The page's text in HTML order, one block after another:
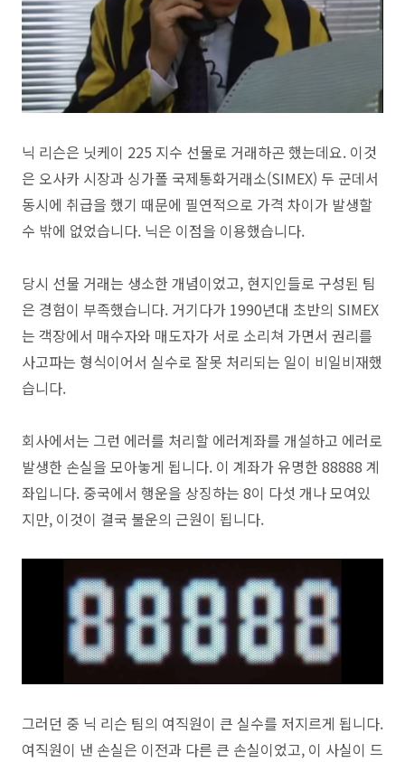
닉 리슨은 닛케이 225 지수 선물로 거래하곤 했는데요. 이것
은 오사카 시장과 싱가폴 국제통화거래소(SIMEX) 두 군데서
동시에 취급을 했기 때문에 필연적으로 가격 차이가 발생할
수 밖에 없었습니다. 닉은 이점을 이용했습니다.
당시 선물 거래는 생소한 개념이었고, 현지인들로 구성된 팀
은 경험이 부족했습니다. 거기다가 1990년대 초반의 SIMEX
는 객장에서 매수자와 매도자가 서로 소리쳐 가면서 권리를
사고파는 형식이어서 실수로 잘못 처리되는 일이 비일비재했
습니다.
회사에서는 그런 에러를 처리할 에러계좌를 개설하고 에러로
발생한 손실을 모아놓게 됩니다. 이 계좌가 유명한 88888 계
좌입니다. 중국에서 행운을 상징하는 8이 다섯 개나 모여있
지만, 이것이 결국 불운의 근원이 됩니다.
그러던 중 닉 리슨 팀의 여직원이 큰 실수를 저지르게 됩니다.
여직원이 낸 손실은 이전과 다른 큰 손실이었고, 이 사실이 드